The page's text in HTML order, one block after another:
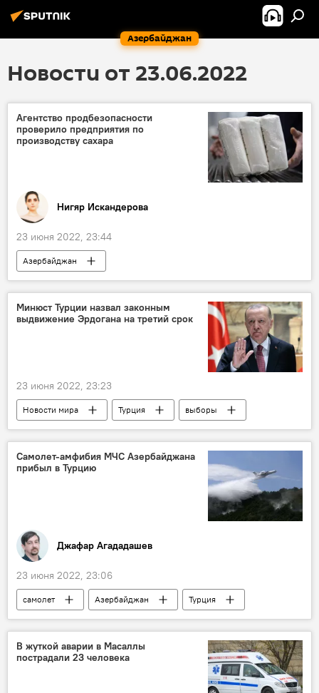
Азербайджан
Новости от 23.06.2022
Агентство продбезопасности
проверило предприятия по
производству сахара
Нигяр Искандерова
23 июня 2022, 23:44
Азербайджан
Агентство продовольственной безопасности АР
сахар
Производители
Минюст Турции назвал законным
выдвижение Эрдогана на третий срок
23 июня 2022, 23:23
Новости мира Турция
выборы
Реджеп Тайип Эрдоган
Самолет-амфибия МЧС Азербайджана
прибыл в Турцию
Джафар Агададашев
23 июня 2022, 23:06
самолет Азербайджан
Турция
самолет-амфибия
лесные пожары
В жуткой аварии в Масаллы
пострадали 23 человека